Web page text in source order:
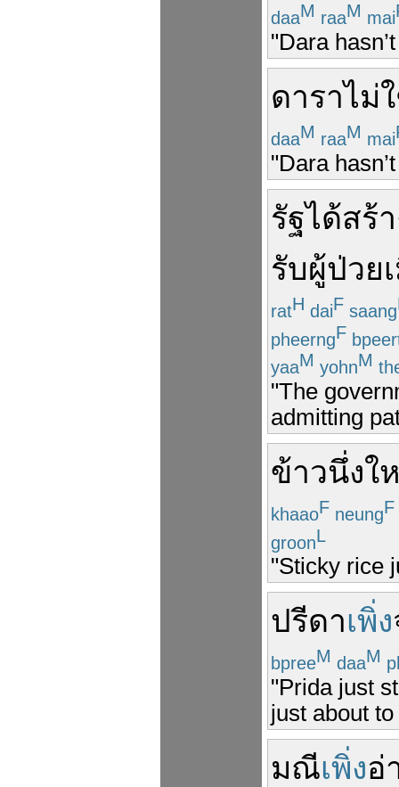
daaM raaM mai
"Dara
ดาราไม่
daaM raaM mai
"Dara
รัฐได้สร้
รับผู้ป่วย
ratH daiF saang
pheerngF
yaaM yohnM
"The
admitting
ข้าวนึ่งใ
khaaoF neungF
groonL
"Sticky rice
ปรีดาเพิ่ง
bpreeM daaM
"Prida just
just about
มณีเพิ่งอ่